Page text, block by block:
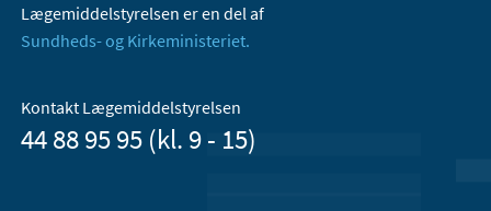
Lægemiddelstyrelsen er en del af
Sundheds- og Kirkeministeriet.
Kontakt Lægemiddelstyrelsen
44 88 95 95 (kl. 9 - 15)